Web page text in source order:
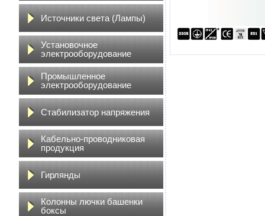
Источники света (Лампы)
Установочное
электрооборудование
Промышленное
электрооборудование
Стабилизатор напряжения
Кабельно-проводниковая
продукция
Гирлянды
Колонны лючки башенки
боксы